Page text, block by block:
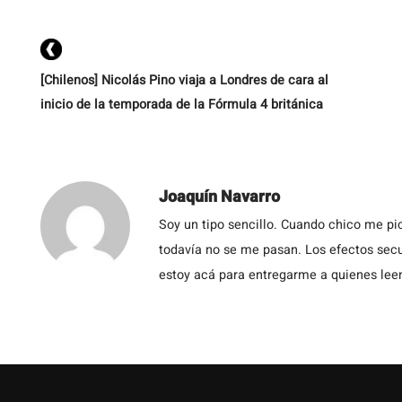
[Chilenos] Nicolás Pino viaja a Londres de cara al
inicio de la temporada de la Fórmula 4 británica
Joaquín Navarro
Soy un tipo sencillo. Cuando chico me
todavía no se me pasan. Los efectos
estoy acá para entregarme a quienes